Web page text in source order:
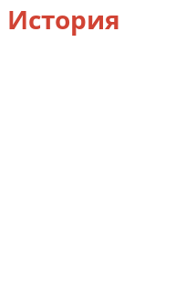
История